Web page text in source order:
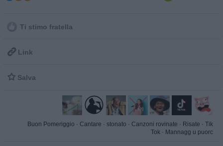
Ti stimo fratella
 Link
 Salva
Buon Pomeriggio · Cantare · stonato · Canzoni rovinate · Risate · Tik
Tok · Mannagg u puorc